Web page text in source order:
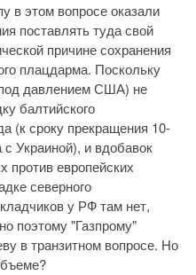
в этом вопросе оказали
поставлять туда свой
причине сохранения
плацдарма. Поскольку
давлением США) не
балтийского
(к сроку прекращения 10-
с Украиной), и вдобавок
против европейских
северного
у РФ там нет,
поэтому "Газпрому"
в транзитном вопросе. Но